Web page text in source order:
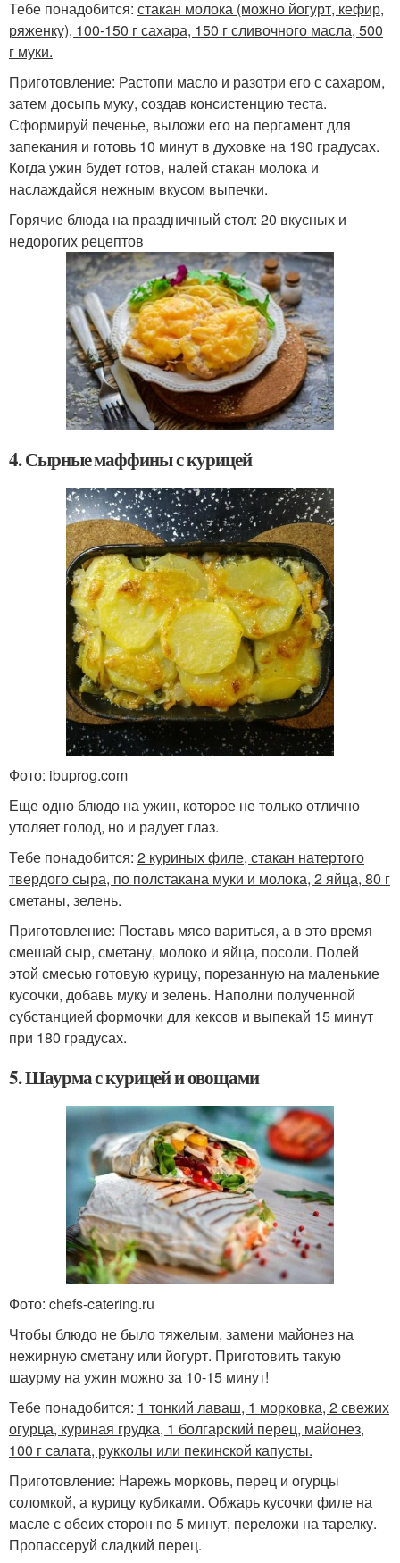
Тебе понадобится: стакан молока (можно йогурт, кефир,
ряженку), 100-150 г сахара, 150 г сливочного масла, 500
г муки.
Приготовление: Растопи масло и разотри его с сахаром,
затем досыпь муку, создав консистенцию теста.
Сформируй печенье, выложи его на пергамент для
запекания и готовь 10 минут в духовке на 190 градусах.
Когда ужин будет готов, налей стакан молока и
наслаждайся нежным вкусом выпечки.
Горячие блюда на праздничный стол: 20 вкусных и
недорогих рецептов
4. Сырные маффины с курицей
Фото: ibuprog.com
Еще одно блюдо на ужин, которое не только отлично
утоляет голод, но и радует глаз.
Тебе понадобится: 2 куриных филе, стакан натертого
твердого сыра, по полстакана муки и молока, 2 яйца, 80 г
сметаны, зелень.
Приготовление: Поставь мясо вариться, а в это время
смешай сыр, сметану, молоко и яйца, посоли. Полей
этой смесью готовую курицу, порезанную на маленькие
кусочки, добавь муку и зелень. Наполни полученной
субстанцией формочки для кексов и выпекай 15 минут
при 180 градусах.
5. Шаурма с курицей и овощами
Фото: chefs-catering.ru
Чтобы блюдо не было тяжелым, замени майонез на
нежирную сметану или йогурт. Приготовить такую
шаурму на ужин можно за 10-15 минут!
Тебе понадобится: 1 тонкий лаваш, 1 морковка, 2 свежих
огурца, куриная грудка, 1 болгарский перец, майонез,
100 г салата, рукколы или пекинской капусты.
Приготовление: Нарежь морковь, перец и огурцы
соломкой, а курицу кубиками. Обжарь кусочки филе на
масле с обеих сторон по 5 минут, переложи на тарелку.
Пропассеруй сладкий перец.